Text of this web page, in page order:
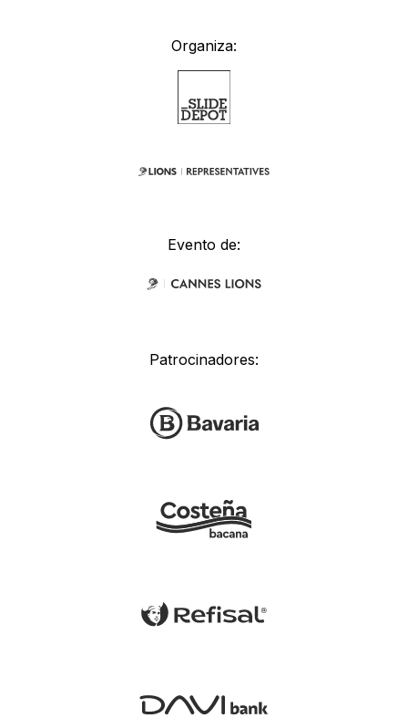
Organiza:
Evento de:
Patrocinadores: